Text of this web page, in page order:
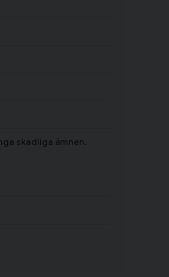
skadliga ämnen.